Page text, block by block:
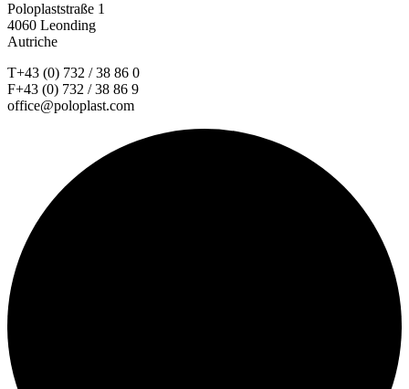
Poloplaststraße 1
4060 Leonding
Autriche
T+43 (0) 732 / 38 86 0
F+43 (0) 732 / 38 86 9
office@poloplast.com